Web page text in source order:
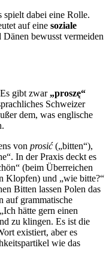
dabei eine Rolle.
auf eine soziale
bewusst vermeiden
gibt zwar „proszę“
Schweizer
dem, was englische
von prosić(„bitten“),
In der Praxis deckt es
(beim Überreichen
Klopfen) und „wie bitte?“
Bitten lassen Polen das
auf grammatische
hätte gern einen
zu klingen. Es ist die
existiert, aber es
wie das